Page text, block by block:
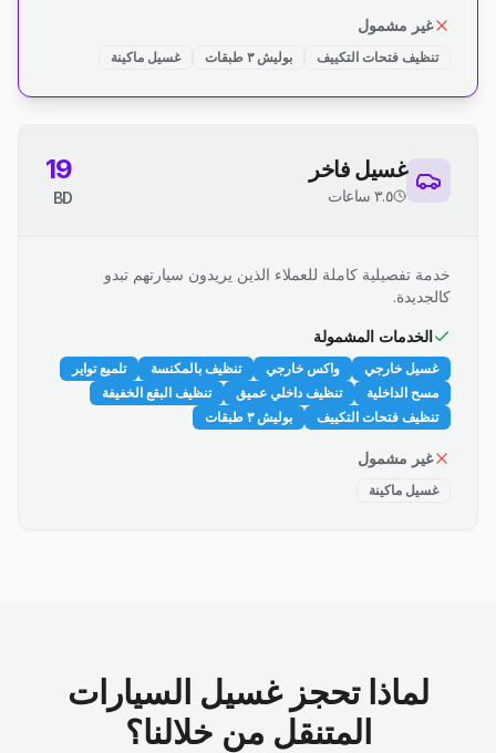
غير مشمول
تنظيف فتحات التكييف بوليش ٣ طبقات غسيل ماكينة
غسيل فاخر
٣.٥ ساعات
19
BD
خدمة تفصيلية كاملة للعملاء الذين يريدون سيارتهم تبدو
كالجديدة.
الخدمات المشمولة
غسيل خارجي واكس خارجي تنظيف بالمكنسة
تلميع تواير
مسح الداخلية
تنظيف داخلي عميق
تنظيف البقع الخفيفة
تنظيف فتحات التكييف
بوليش ٣ طبقات
غير مشمول
غسيل ماكينة
لماذا تحجز غسيل السيارات
المتنقل من خلالنا؟